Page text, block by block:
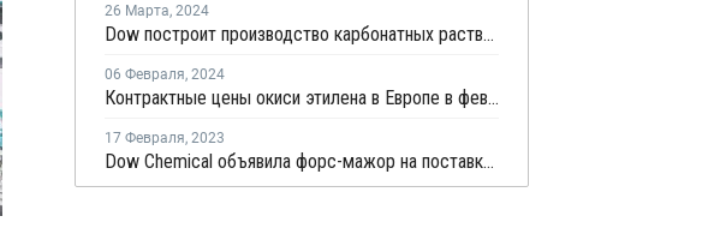
26 Марта, 2024
Dow построит производство карбонатных растворителей в США
06 Февраля, 2024
Контрактные цены окиси этилена в Европе в феврале выросли на EUR4 за тонну
17 Февраля, 2023
Dow Chemical объявила форс-мажор на поставку окиси этилена и этиленгликоля в США